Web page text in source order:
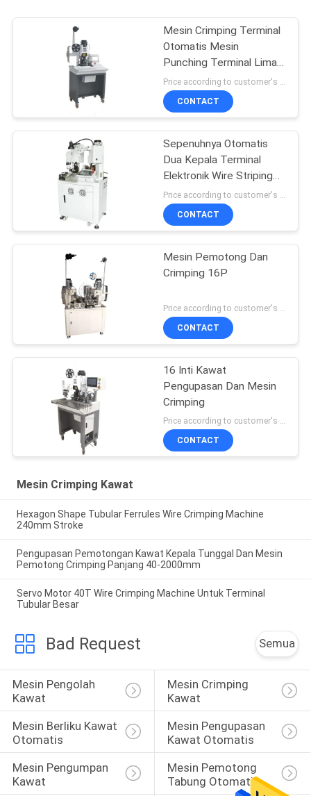
Mesin Crimping Terminal
Otomatis Mesin
Punching Terminal Lima
Kawat Sheath Wire
Mengatur Terminal Mesin
Punching
Price according to customer's requirement MOQ:3platform
CONTACT
Sepenuhnya Otomatis
Dua Kepala Terminal
Elektronik Wire Striping
Belt Pressing Machine
Crimper Di Kedua Ujung
Ujung Peeling
CONTACT
Mesin Pemotong Dan
Crimping 16P
CONTACT
16 Inti Kawat
Pengupasan Dan Mesin
Crimping
Price according to customer's requirement MOQ:1 buah
CONTACT
Mesin Crimping Kawat
Hexagon Shape Tubular Ferrules Wire Crimping Machine
240mm Stroke
Pengupasan Pemotongan Kawat Kepala Tunggal Dan Mesin
Pemotong Crimping Panjang 40-2000mm
Servo Motor 40T Wire Crimping Machine Untuk Terminal
Tubular Besar
Bad Request Semua
Mesin Pengolah
Kawat
Mesin Crimping
Kawat
Mesin Berliku Kawat
Otomatis
Mesin Pengupasan
Kawat Otomatis
Mesin Pengumpan
Kawat
Mesin Pemotong
Tabung Otomatis